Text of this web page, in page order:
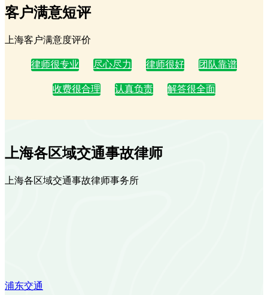
客户满意短评
上海客户满意度评价
律师很专业 尽心尽力 律师很好 团队靠谱
收费很合理 认真负责 解答很全面
上海各区域交通事故律师
上海各区域交通事故律师事务所
浦东交通